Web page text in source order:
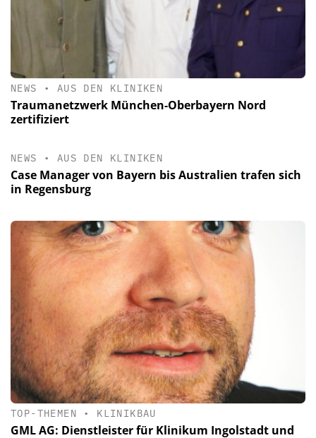
NEWS • AUS DEN KLINIKEN
Traumanetzwerk München-Oberbayern Nord
zertifiziert
NEWS • AUS DEN KLINIKEN
Case Manager von Bayern bis Australien trafen sich
in Regensburg
TOP-THEMEN • KLINIKBAU
GML AG: Dienstleister für Klinikum Ingolstadt und